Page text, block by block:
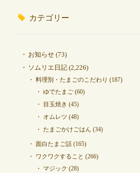
カテゴリー
お知らせ(73)
ソムリエ日記(2,226)
料理別・たまごのこだわり (187)
ゆでたまご(60)
目玉焼き (45)
オムレツ (48)
たまごかけごはん (34)
面白たまご話(165)
ワクワクすること (266)
マジック (28)